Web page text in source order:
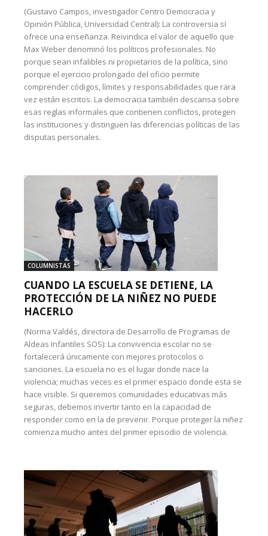
(Gustavo Campos, investigador Centro Democracia y
Opinión Pública, Universidad Central): La controversia sí
ofrece una enseñanza. Reivindica el valor de aquello que
Max Weber denominó los políticos profesionales. No
porque sean infalibles ni propietarios de la política, sino
porque el ejercicio prolongado del oficio permite
comprender códigos, límites y responsabilidades que rara
vez están escritos. La democracia también descansa sobre
esas reglas informales que contienen conflictos, protegen
las instituciones y distinguen las diferencias políticas de las
disputas personales.
COLUMNISTAS
CUANDO LA ESCUELA SE DETIENE, LA
PROTECCIÓN DE LA NIÑEZ NO PUEDE
HACERLO
(Norma Valdés, directora de Desarrollo de Programas de
Aldeas Infantiles SOS): La convivencia escolar no se
fortalecerá únicamente con mejores protocolos o
sanciones. La escuela no es el lugar donde nace la
violencia; muchas veces es el primer espacio donde esta se
hace visible. Si queremos comunidades educativas más
seguras, debemos invertir tanto en la capacidad de
responder como en la de prevenir. Porque proteger la niñez
comienza mucho antes del primer episodio de violencia.